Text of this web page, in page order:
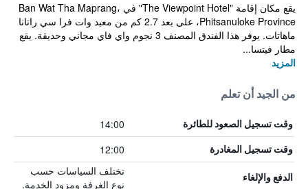
يقع مكان إقامة "The Viewpoint Hotel" في Ban Wat Tha Maprang،
Phitsanuloke Province، على بعد 2.7 كم من معبد وات فرا سي راتانا
ماهاتات. يوفر هذا الفندق المصنف 3 نجوم واي فاي مجاني وحديقة. يقع
مطار فيتسا...
المزيد
من الجيد أن تعلم
وقت تسجيل الصعود للطائرة 14:00
وقت تسجيل المغادرة 12:00
الدفع والإلغاء
تختلف السياسات حسب
نوع الغرفة ومزود الخدمة.